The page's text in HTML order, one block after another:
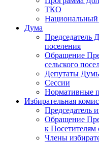
ТКО
Дума
Председатель
поселения
Обращение
сельского
Депутаты
Сессии
Нормативные
Избирательная
Председатель
Обращение
к Посетителям
Члены